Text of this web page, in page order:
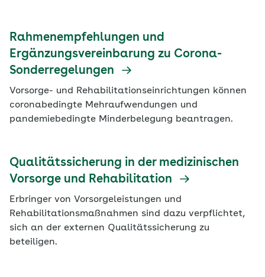
Rahmenempfehlungen und
Ergänzungsvereinbarung zu Corona-
Sonderregelungen
Vorsorge- und Rehabilitationseinrichtungen können
coronabedingte Mehraufwendungen und
pandemiebedingte Minderbelegung beantragen.
Qualitätssicherung in der medizinischen
Vorsorge und Rehabilitation
Erbringer von Vorsorgeleistungen und
Rehabilitationsmaßnahmen sind dazu verpflichtet,
sich an der externen Qualitätssicherung zu
beteiligen.